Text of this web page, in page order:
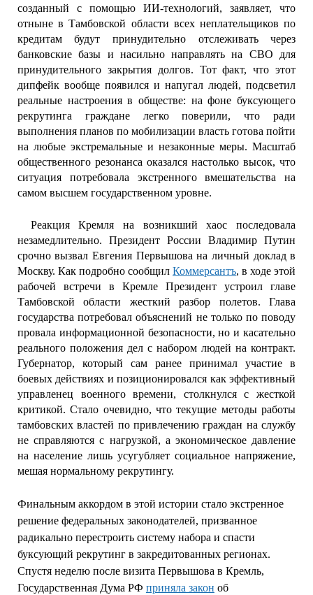
созданный с помощью ИИ-технологий, заявляет, что
отныне в Тамбовской области всех неплательщиков по
кредитам будут принудительно отслеживать через
банковские базы и насильно направлять на СВО для
принудительного закрытия долгов. Тот факт, что этот
дипфейк вообще появился и напугал людей, подсветил
реальные настроения в обществе: на фоне буксующего
рекрутинга граждане легко поверили, что ради
выполнения планов по мобилизации власть готова пойти
на любые экстремальные и незаконные меры. Масштаб
общественного резонанса оказался настолько высок, что
ситуация потребовала экстренного вмешательства на
самом высшем государственном уровне.
Реакция Кремля на возникший хаос последовала
незамедлительно. Президент России Владимир Путин
срочно вызвал Евгения Первышова на личный доклад в
Москву. Как подробно сообщилКоммерсантъ, в ходе этой
рабочей встречи в Кремле Президент устроил главе
Тамбовской области жесткий разбор полетов. Глава
государства потребовал объяснений не только по поводу
провала информационной безопасности, но и касательно
реального положения дел с набором людей на контракт.
Губернатор, который сам ранее принимал участие в
боевых действиях и позиционировался как эффективный
управленец военного времени, столкнулся с жесткой
критикой. Стало очевидно, что текущие методы работы
тамбовских властей по привлечению граждан на службу
не справляются с нагрузкой, а экономическое давление
на население лишь усугубляет социальное напряжение,
мешая нормальному рекрутингу.
Финальным аккордом в этой истории стало экстренное
решение федеральных законодателей, призванное
радикально перестроить систему набора и спасти
буксующий рекрутинг в закредитованных регионах.
Спустя неделю после визита Первышова в Кремль,
Государственная Дума РФ приняла закон об